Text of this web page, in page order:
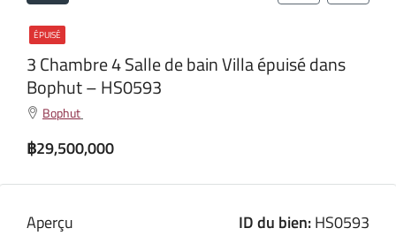
ÉPUISÉ
3 Chambre 4 Salle de bain Villa épuisé dans
Bophut – HS0593
Bophut
฿29,500,000
Aperçu ID du bien:HS0593